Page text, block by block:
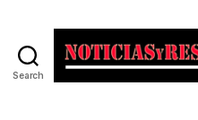
Search